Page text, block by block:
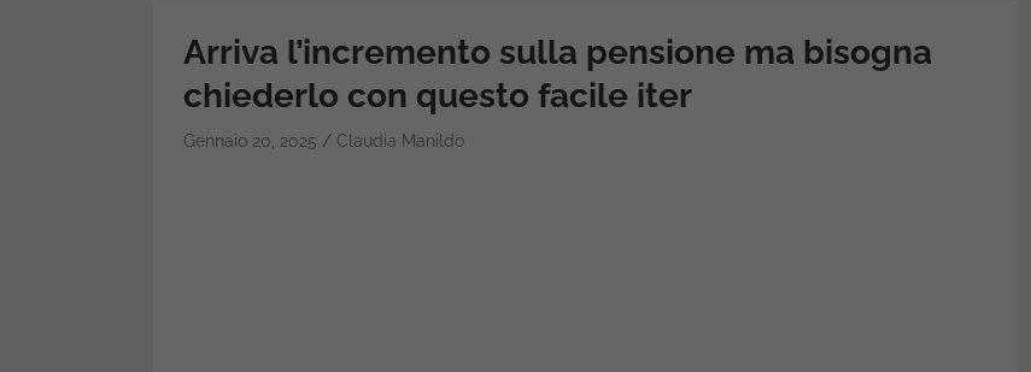
Arriva l’incremento sulla pensione ma bisogna
chiederlo con questo facile iter
Gennaio 20, 2025 Claudia Manildo